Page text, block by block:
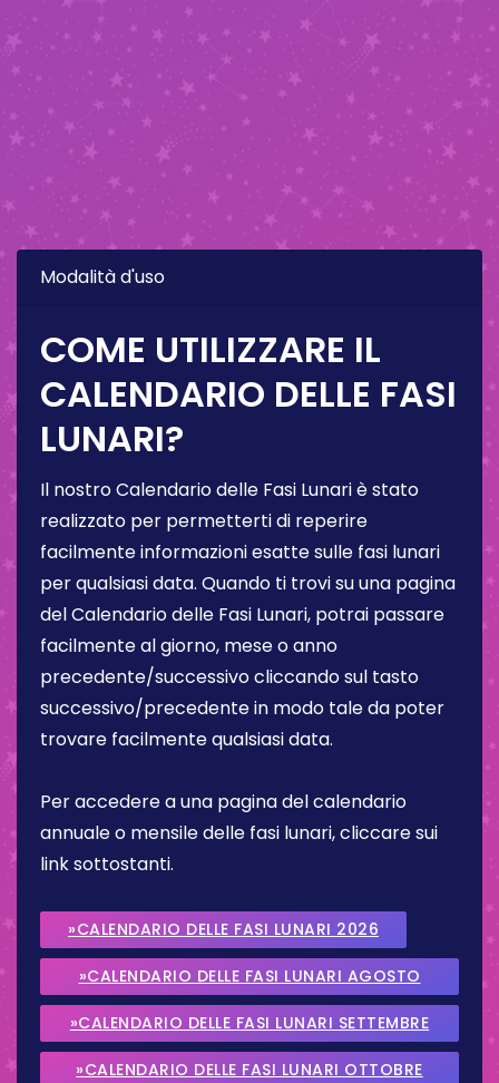
Modalità d'uso
COME UTILIZZARE IL
CALENDARIO DELLE FASI
LUNARI?
Il nostro Calendario delle Fasi Lunari è stato
realizzato per permetterti di reperire
facilmente informazioni esatte sulle fasi lunari
per qualsiasi data. Quando ti trovi su una pagina
del Calendario delle Fasi Lunari, potrai passare
facilmente al giorno, mese o anno
precedente/successivo cliccando sul tasto
successivo/precedente in modo tale da poter
trovare facilmente qualsiasi data.
Per accedere a una pagina del calendario
annuale o mensile delle fasi lunari, cliccare sui
link sottostanti.
»CALENDARIO DELLE FASI LUNARI 2026
»CALENDARIO DELLE FASI LUNARI AGOSTO
2026
»CALENDARIO DELLE FASI LUNARI SETTEMBRE
2026
»CALENDARIO DELLE FASI LUNARI OTTOBRE